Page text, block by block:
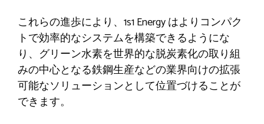
これらの進歩により、1s1 Energy はよりコンパク
トで効率的なシステムを構築できるようにな
り、グリーン水素を世界的な脱炭素化の取り組
みの中心となる鉄鋼生産などの業界向けの拡張
可能なソリューションとして位置づけることが
できます。